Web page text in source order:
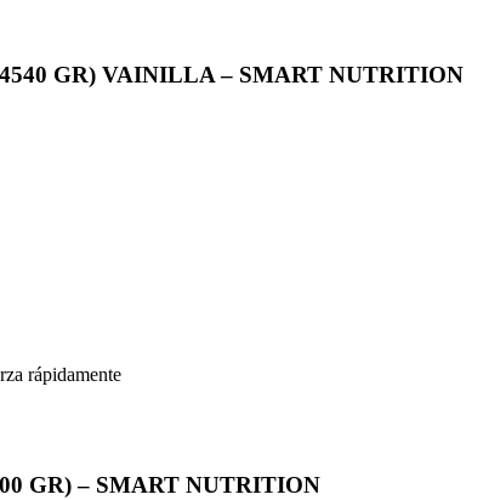
GR) VAINILLA – SMART NUTRITION
rápidamente
GR) – SMART NUTRITION